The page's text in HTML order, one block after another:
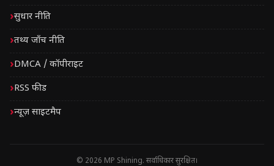
सुधार नीति
तथ्य जाँच नीति
DMCA / कॉपीराइट
RSS फीड
न्यूज़ साइटमैप
© 2026 MP Shining. सर्वाधिकार सुरक्षित।